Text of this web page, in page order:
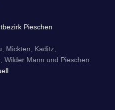
Pieschen
Mickten, Kaditz,
Wilder Mann und Pieschen